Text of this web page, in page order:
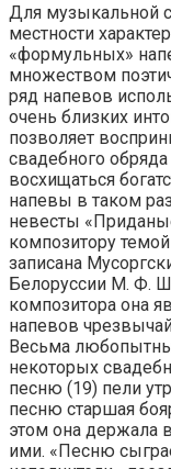
Для музыкальной
местности
«формульных»
множеством
ряд напевов
очень близких
позволяет
свадебного
восхищаться
напевы в таком
невесты
композитору
записана
Белоруссии М. Ф.
композитора она
напевов
Весьма любопытны
некоторых
песню (19) пели
песню старшая
этом она держала
ими. «Песню